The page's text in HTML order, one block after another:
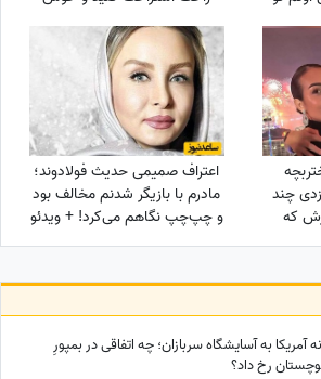
بگذرانید
چند
که
بود!
اعتراف صمیمی حدیث فولادوند؛
مادرم با بازیگر شدنم مخالف بود
و چپ‌چپ نگاهم می‌کرد! + ویدئو
آمریکا به آسایشگاه سربازان؛ چه اتفاقی در بمپورِ
رخ داد؟